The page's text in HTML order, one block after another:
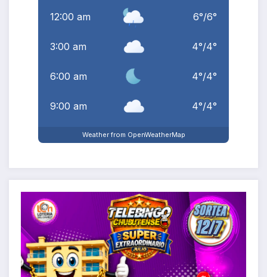
12:00 am 6°/6°
3:00 am 4°/4°
6:00 am 4°/4°
9:00 am 4°/4°
Weather from OpenWeatherMap